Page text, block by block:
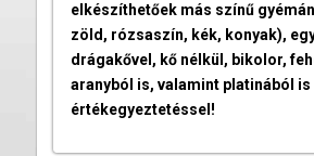
elkészíthetőek más színű
zöld, rózsaszín, kék, konyak),
drágakővel, kő nélkül, bikolor,
aranyból is, valamint platinából is
értékegyeztetéssel!